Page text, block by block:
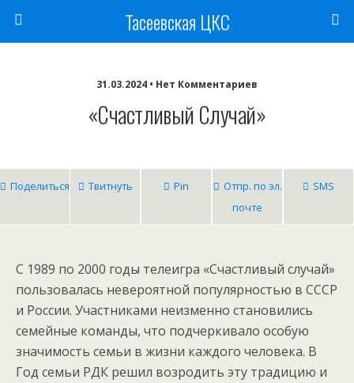
Тасеевская ЦКС
31.03.2024 • Нет Комментариев
«Счастливый Случай»
Поделиться Твитнуть Pin
Отпр. по эл.
почте
SMS
С 1989 по 2000 годы телеигра «Счастливый случай»
пользовалась невероятной популярностью в СССР
и России. Участниками неизменно становились
семейные команды, что подчеркивало особую
значимость семьи в жизни каждого человека. В
Год семьи РДК решил возродить эту традицию и